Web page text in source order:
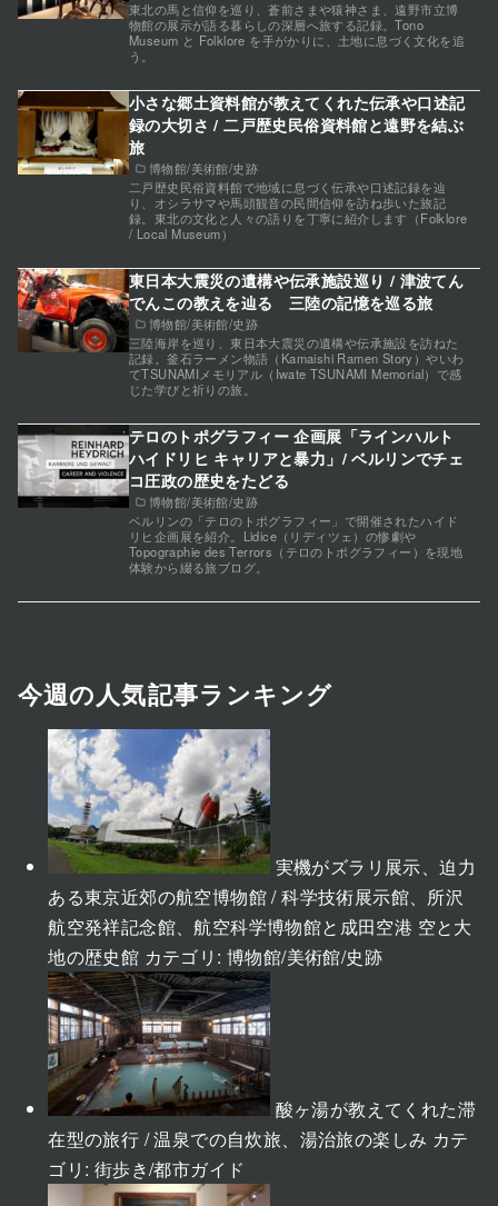
東北の馬と信仰を巡り、蒼前さまや猿神さま、遠野市立博
物館の展示が語る暮らしの深層へ旅する記録。Tono
Museum と Folklore を手がかりに、土地に息づく文化を追
う。
博物館/美術館/史跡
小さな郷土資料館が教えてくれた伝承や口述記
録の大切さ / 二戸歴史民俗資料館と遠野を結ぶ
旅
二戸歴史民俗資料館で地域に息づく伝承や口述記録を辿
り、オシラサマや馬頭観音の民間信仰を訪ね歩いた旅記
録。東北の文化と人々の語りを丁寧に紹介します（Folklore
/ Local Museum）
博物館/美術館/史跡
東日本大震災の遺構や伝承施設巡り / 津波てん
でんこの教えを辿る 三陸の記憶を巡る旅
三陸海岸を巡り、東日本大震災の遺構や伝承施設を訪ねた
記録。釜石ラーメン物語（Kamaishi Ramen Story）やいわ
てTSUNAMIメモリアル（Iwate TSUNAMI Memorial）で感
じた学びと祈りの旅。
博物館/美術館/史跡
テロのトポグラフィー 企画展「ラインハルト
ハイドリヒ キャリアと暴力」/ ベルリンでチェ
コ圧政の歴史をたどる
ベルリンの「テロのトポグラフィー」で開催されたハイド
リヒ企画展を紹介。Lidice（リディツェ）の惨劇や
Topographie des Terrors（テロのトポグラフィー）を現地
体験から綴る旅ブログ。
今週の人気記事ランキング
実機がズラリ展示、迫力
ある東京近郊の航空博物館 / 科学技術展示館、所沢
航空発祥記念館、航空科学博物館と成田空港 空と大
地の歴史館 カテゴリ: 博物館/美術館/史跡
酸ヶ湯が教えてくれた滞
在型の旅行 / 温泉での自炊旅、湯治旅の楽しみ カテ
ゴリ: 街歩き/都市ガイド